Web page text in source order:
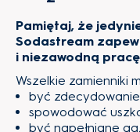
Pamiętaj, że
Sodastream
i niezawodną
Wszelkie zamienniki
być
spowodować
być napełniane